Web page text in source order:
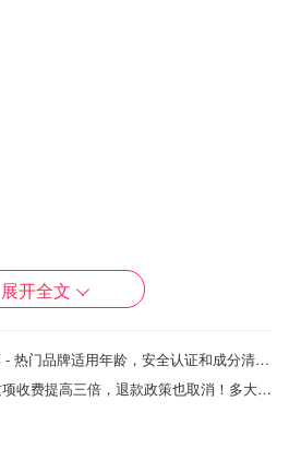
展开全文
加拿大儿童牙膏推荐 - 热门品牌适用年龄，安全认证和成分清单，正确用量！
UBC宣布将留学生这项收费提高三倍，退款政策也取消！多大等学校也将效仿！